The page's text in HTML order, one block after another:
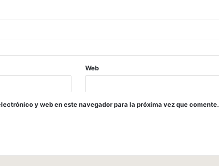
Web
y web en este navegador para la próxima vez que comente.